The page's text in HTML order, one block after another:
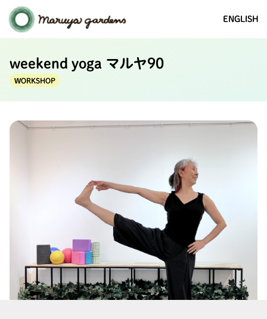
ENGLISH
weekend yoga マルヤ90